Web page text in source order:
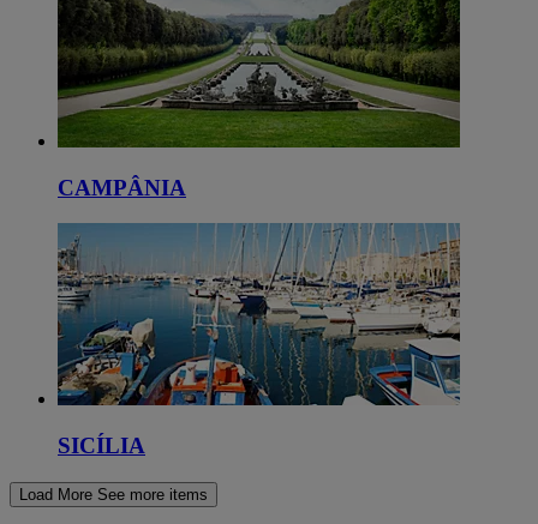
CAMPÂNIA
SICÍLIA
Load More See more items